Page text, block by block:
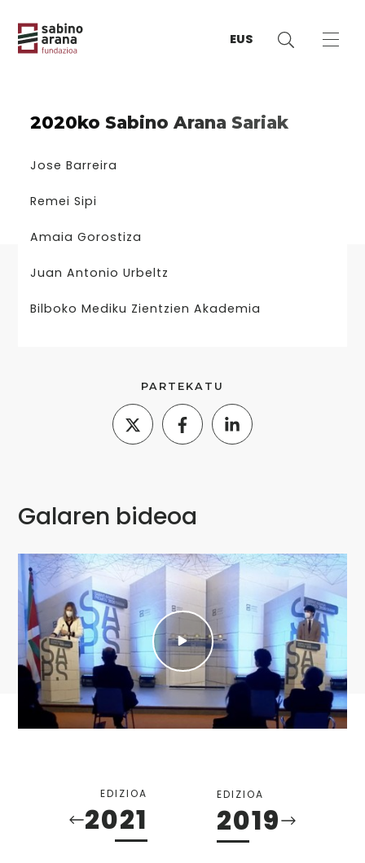
EUS
2020ko Sabino Arana Sariak
Jose Barreira
Remei Sipi
Amaia Gorostiza
Juan Antonio Urbeltz
Bilboko Mediku Zientzien Akademia
PARTEKATU
Galaren bideoa
EDIZIOA
2021
EDIZIOA
2019